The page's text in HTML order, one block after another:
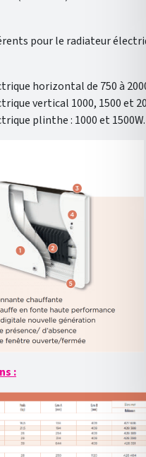
pour le radiateur
horizontal de 750 à
vertical 1000, 1500 et
plinthe : 1000 et 1500W.
: